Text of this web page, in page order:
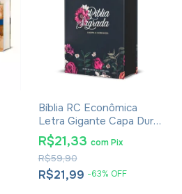
Bíblia RC Econômica
Letra Gigante Capa Dura
Com Harpa E Corinhos
Flores Pink
R$21,99 -63% OFF
R$59,90
R$21,33 com Pix